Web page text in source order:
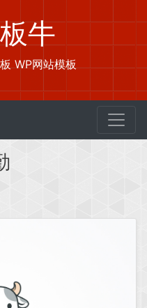
牛
WP网站模板